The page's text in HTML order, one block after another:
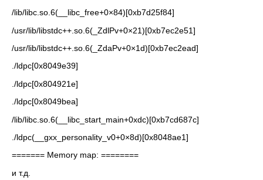
/lib/libc.so.6(__libc_free+0×84)[0xb7d25f84]
/usr/lib/libstdc++.so.6(_ZdlPv+0×21)[0xb7ec2e51]
/usr/lib/libstdc++.so.6(_ZdaPv+0×1d)[0xb7ec2ead]
./ldpc[0x8049e39]
./ldpc[0x804921e]
./ldpc[0x8049bea]
/lib/libc.so.6(__libc_start_main+0xdc)[0xb7cd687c]
./ldpc(__gxx_personality_v0+0×8d)[0x8048ae1]
======= Memory map: ========
и т.д.